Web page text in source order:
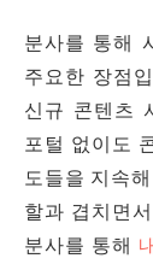
분사를 통해
주요한 장점
신규 콘텐츠
포털 없이도
도들을 지속
할과 겹치면
분사를 통해